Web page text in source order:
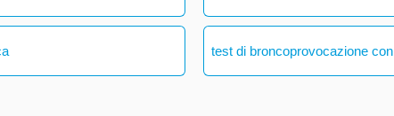
test di broncoprovocazione